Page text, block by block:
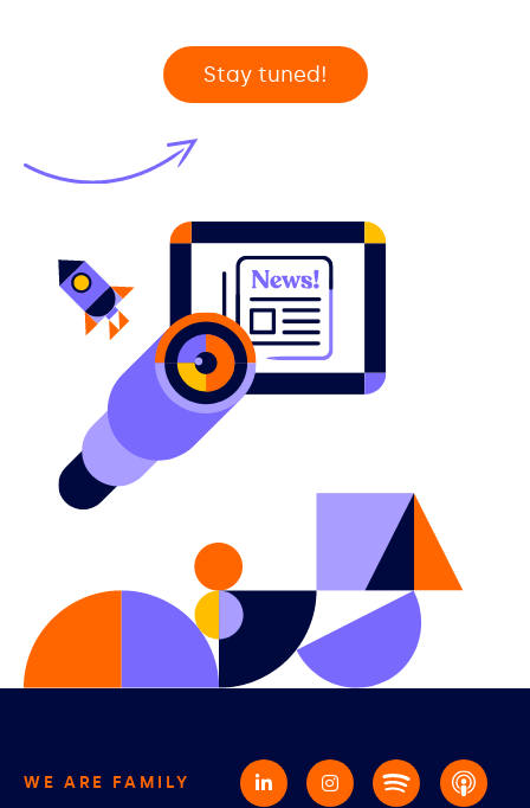
Stay tuned!
WE ARE FAMILY